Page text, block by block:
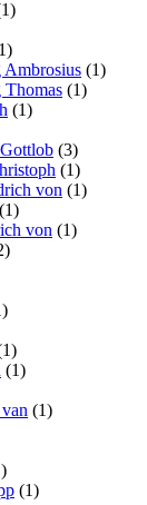
Ambrosius (1)
Thomas (1)
(1)
(3)
(1)
von (1)
(1)
von (1)
(1)
(1)
(1)